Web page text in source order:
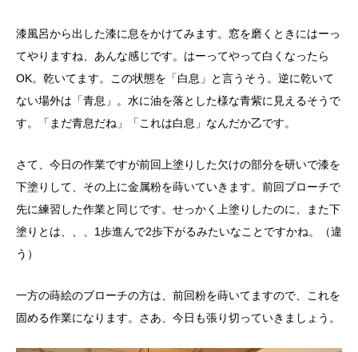
漆風呂から出した漆に息をかけてみます。窓を磨くときにはーっ
てやりますね、あんな感じです。はーってやって白くなったら
OK。乾いてます。この状態を「白息」と言うそう。逆に乾いて
ない場外は「青息」。水に油を落とした様な青紫に見えるそうで
す。「まだ青息だね」「これは白息」なんだか乙です。
さて、今日の作業ですが前回上塗りした欠けの部分を研いで漆を
下塗りして、その上に金属粉を蒔いていきます。前回ブローチで
先に練習した作業と同じです。せっかく上塗りしたのに、また下
塗りとは、、、1歩進んで2歩下がるみたいなことですかね。（違
う）
一方の蒔絵のブローチの方は、前回粉を蒔いてますので、これを
固める作業になります。さあ、今日も張り切っていきましょう。